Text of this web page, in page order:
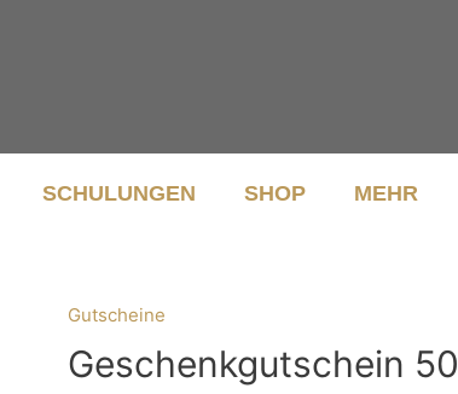
SCHULUNGEN SHOP MEHR
Gutscheine
Geschenkgutschein 50